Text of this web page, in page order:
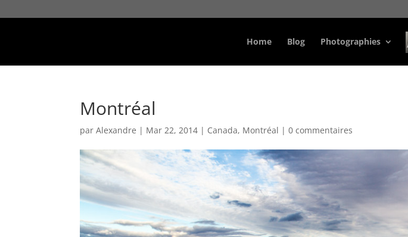
Home Blog Photographies
Montréal
parAlexandre | Mar 22, 2014 | Canada, Montréal |0 commentaires